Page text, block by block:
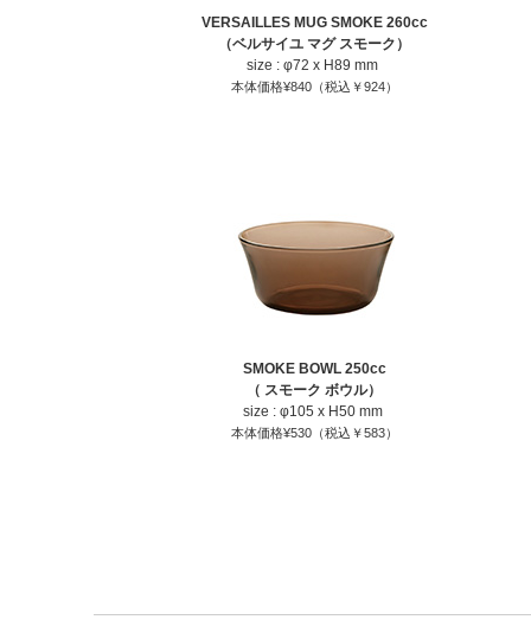
VERSAILLES MUG SMOKE 260cc
（ベルサイユ マグ スモーク）
size : φ72 x H89 mm
本体価格¥840（税込￥924）
SMOKE BOWL 250cc
（ スモーク ボウル）
size : φ105 x H50 mm
本体価格¥530（税込￥583）